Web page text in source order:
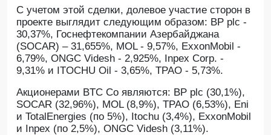
С учетом этой сделки, долевое участие сторон в
проекте выглядит следующим образом: BP plc -
30,37%, Госнефтекомпании Азербайджана
(SOCAR) – 31,655%, MOL - 9,57%, ExxonMobil -
6,79%, ONGC Videsh - 2,925%, Inpex Corp. -
9,31% и ITOCHU Oil - 3,65%, TPAO - 5,73%.
Акционерами BTC Co являются: BP plc (30,1%),
SOCAR (32,96%), MOL (8,9%), TPAO (6,53%), Eni
и TotalEnergies (по 5%), Itochu (3,4%), ExxonMobil
и Inpex (по 2,5%), ONGC Videsh (3,11%).